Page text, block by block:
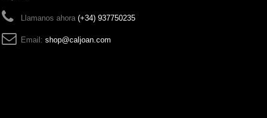
Llamanos ahora (+34) 937750235
Email: shop@caljoan.com